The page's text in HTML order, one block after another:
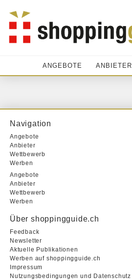
ANGEBOTE ANBIETER
Navigation
Angebote
Anbieter
Wettbewerb
Werben
Angebote
Anbieter
Wettbewerb
Werben
Über shoppingguide.ch
Feedback
Newsletter
Aktuelle Publikationen
Werben auf shoppingguide.ch
Impressum
Nutzungsbedingungen und Datenschutz